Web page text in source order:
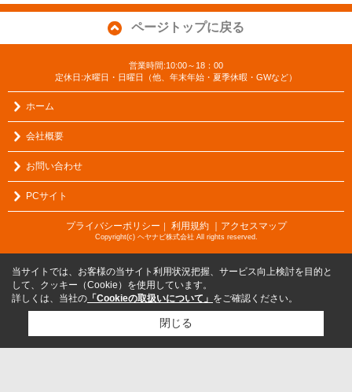
ページトップに戻る
営業時間:10:00～18：00
定休日:水曜日・日曜日（他、年末年始・夏季休暇・GWなど）
ホーム
会社概要
お問い合わせ
PCサイト
プライバシーポリシー 利用規約 ｜アクセスマップ
Copyright(c) ヘヤナビ株式会社 All rights reserved.
当サイトでは、お客様の当サイト利用状況把握、サービス向上検討を目的と
して、クッキー（Cookie）を使用しています。
詳しくは、当社の 「Cookieの取扱いについて」 をご確認ください。
閉じる